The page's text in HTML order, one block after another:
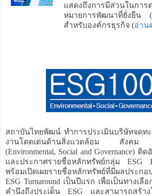
แสดงถึงการมีส่วนในการ
หมายการพัฒนาที่ยั่งยืน
สำหรับองค์กรธุรกิจ (อ่าน
สถาบันไทยพัฒน์ ทำการประเมินบริษัทจดท
งานโดดเด่นด้านสิ่งแวดล้อม สังคม
(Environmental, Social and Governance) ติ
และประกาศรายชื่อหลักทรัพย์กลุ่ม ESG
พร้อมเปิดเผยรายชื่อหลักทรัพย์ที่มีผลประก
ESG Turnaround เป็นปีแรก เพื่อเป็นทางเ
คำนึงถึงประเด็น ESG และสามารถสร้าง